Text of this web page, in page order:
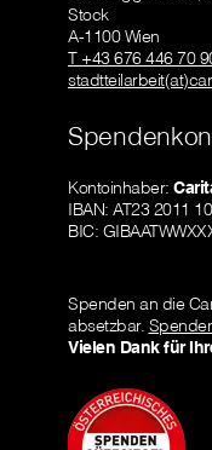
Stock
A-1100 Wien
T +43 676 446 70
Kontoinhaber:
IBAN: AT23 2011
BIC:
Spenden an die
absetzbar.
Vielen Dank für